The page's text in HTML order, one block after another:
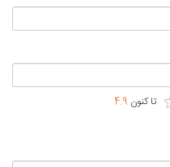
تا کنون 4.9